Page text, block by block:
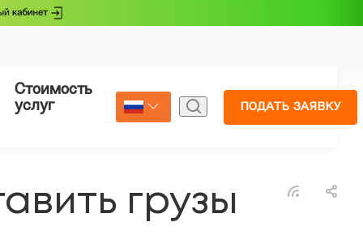
Стоимость
услуг
Страхование
Select Language
ПОДАТЬ ЗАЯВКУ
грузы